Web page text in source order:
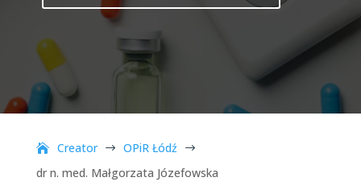
Creator $ OPiR Łódź $
dr n. med. Małgorzata Józefowska